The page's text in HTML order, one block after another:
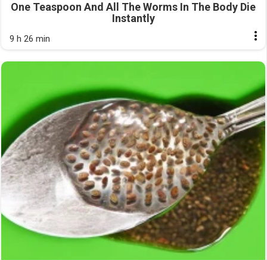
One Teaspoon And All The Worms In The Body Die
Instantly
9 h 26 min